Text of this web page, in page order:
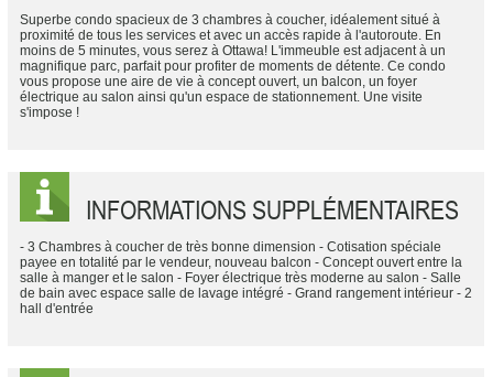
Superbe condo spacieux de 3 chambres à coucher, idéalement situé à
proximité de tous les services et avec un accès rapide à l'autoroute. En
moins de 5 minutes, vous serez à Ottawa! L'immeuble est adjacent à un
magnifique parc, parfait pour profiter de moments de détente. Ce condo
vous propose une aire de vie à concept ouvert, un balcon, un foyer
électrique au salon ainsi qu'un espace de stationnement. Une visite
s'impose !
INFORMATIONS SUPPLÉMENTAIRES
- 3 Chambres à coucher de très bonne dimension - Cotisation spéciale
payee en totalité par le vendeur, nouveau balcon - Concept ouvert entre la
salle à manger et le salon - Foyer électrique très moderne au salon - Salle
de bain avec espace salle de lavage intégré - Grand rangement intérieur - 2
hall d'entrée